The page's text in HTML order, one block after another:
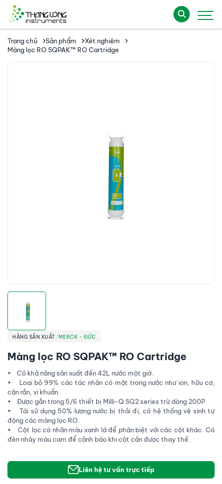
Trang chủ Sản phẩm
Xét nghiệm
Màng lọc RO SQPAK™ RO Cartridge
HÃNG SẢN XUẤT: MERCK - ĐỨC
Màng lọc RO SQPAK™ RO Cartridge
• Có khả năng sản xuất đến 42L nước một giờ.
• Loại bỏ 99% các tác nhân có mặt trong nước như ion, hữu cơ,
cặn rắn, vi khuẩn.
• Được gắn trong 5/6 thiết bị Milli-Q SQ2 series trừ dòng 200P
• Tái sử dụng 50% lượng nước bị thải đi, có hệ thống vệ sinh tự
động các màng lọc RO.
• Cột lọc có nhãn màu xanh lá để phân biệt với các cột khác. Có
đèn nháy màu cam để cảnh báo khi cột cần được thay thế.
Liên hệ tư vấn trực tiếp